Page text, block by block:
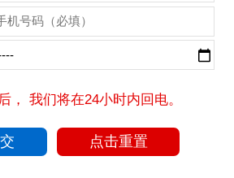
， 我们将在24小时内回电。